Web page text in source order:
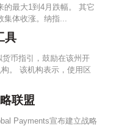
的最大1到4月跌幅。 其它
集体收涨。纳指...
具
币指引，鼓励在该州开
。 该机构表示，使用区
联盟
Payments宣布建立战略